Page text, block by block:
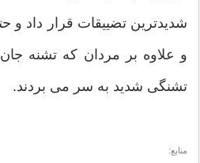
شدیدترین تضییقات قرار داد و
و علاوه بر مردان که تشنه جان
تشنگی شدید به سر می بردند.
منابع: